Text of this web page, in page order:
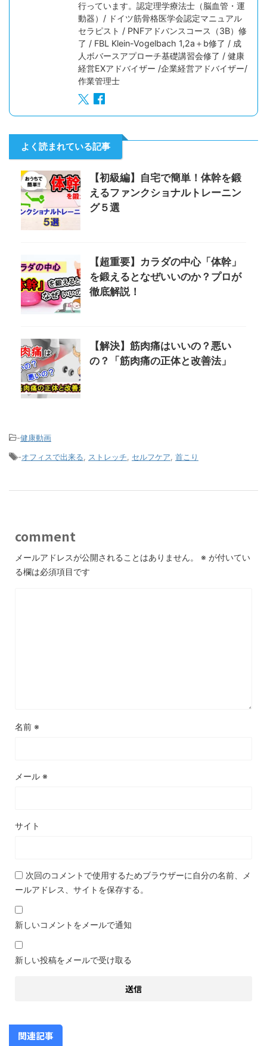
行っています。認定理学療法士（脳血管・運
動器）/ ドイツ筋骨格医学会認定マニュアル
セラピスト / PNFアドバンスコース（3B）修
了 / FBL Klein-Vogelbach 1,2a＋b修了 / 成
人ボバースアプローチ基礎講習会修了 / 健康
経営EXアドバイザー /企業経営アドバイザー/
作業管理士
よく読まれている記事
【初級編】自宅で簡単！体幹を鍛
えるファンクショナルトレーニン
グ５選
【超重要】カラダの中心「体幹」
を鍛えるとなぜいいのか？プロが
徹底解説！
【解決】筋肉痛はいいの？悪い
の？「筋肉痛の正体と改善法」
-健康動画
-オフィスで出来る ストレッチ セルフケア 首こり
comment
メールアドレスが公開されることはありません。 ※ が付いてい
る欄は必須項目です
名前 ※
メール ※
サイト
次回のコメントで使用するためブラウザーに自分の名前、メ
ールアドレス、サイトを保存する。
新しいコメントをメールで通知
新しい投稿をメールで受け取る
関連記事